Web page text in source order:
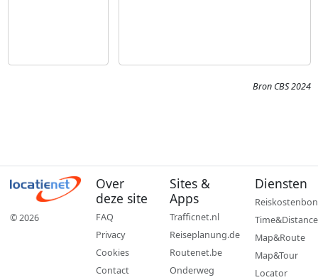
Bron CBS 2024
© 2026
Over
deze site
FAQ
Privacy
Cookies
Contact
Sites &
Apps
Trafficnet.nl
Reiseplanung.de
Routenet.be
Onderweg
Diensten
Reiskostenbon
Time&Distance
Map&Route
Map&Tour
Locator